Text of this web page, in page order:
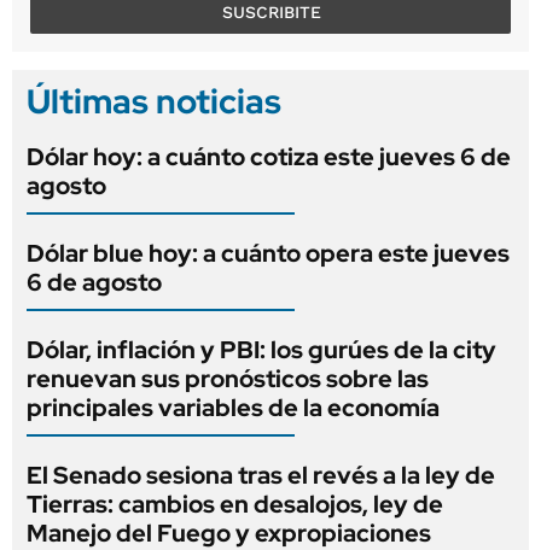
SUSCRIBITE
Últimas noticias
Dólar hoy: a cuánto cotiza este jueves 6 de
agosto
Dólar blue hoy: a cuánto opera este jueves
6 de agosto
Dólar, inflación y PBI: los gurúes de la city
renuevan sus pronósticos sobre las
principales variables de la economía
El Senado sesiona tras el revés a la ley de
Tierras: cambios en desalojos, ley de
Manejo del Fuego y expropiaciones